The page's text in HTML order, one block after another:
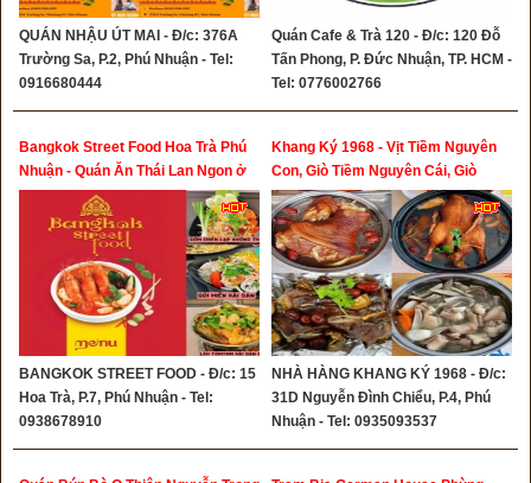
QUÁN NHẬU ÚT MAI - Đ/c: 376A
Trường Sa, P.2, Phú Nhuận - Tel:
0916680444
Quán Cafe & Trà 120 - Đ/c: 120 Đỗ
Tấn Phong, P. Đức Nhuận, TP. HCM -
Tel: 0776002766
Bangkok Street Food Hoa Trà Phú
Nhuận - Quán Ăn Thái Lan Ngon ở
Phú Nhuận
BANGKOK STREET FOOD - Đ/c: 15
Hoa Trà, P.7, Phú Nhuận - Tel:
0938678910
Khang Ký 1968 - Vịt Tiềm Nguyên
Con, Giò Tiềm Nguyên Cái, Giò
Tiềm Khô, Gà Hấp Muối Hongkong,
Lẫu Xí Quách, Bao Tử Hầm Tiêu
NHÀ HÀNG KHANG KÝ 1968 - Đ/c:
31D Nguyễn Đình Chiểu, P.4, Phú
Nhuận - Tel: 0935093537